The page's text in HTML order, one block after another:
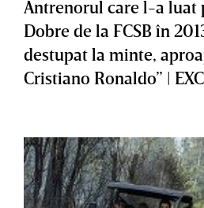
Antrenorul care l-a luat
Dobre de la FCSB în
destupat la minte,
Cristiano Ronaldo” |